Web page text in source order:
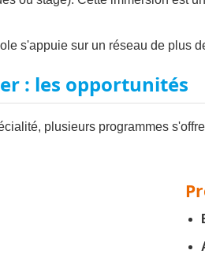
s'appuie sur un réseau de plus
: les opportunités
plusieurs programmes